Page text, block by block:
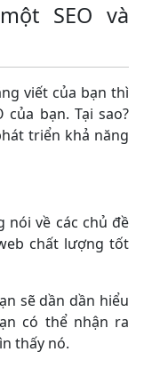
SEO và
viết của bạn thì
của bạn. Tại sao?
triển khả năng
nói về các chủ đề
chất lượng tốt
sẽ dần dần hiểu
có thể nhận ra
thấy nó.